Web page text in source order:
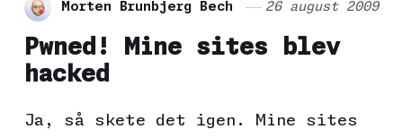
Morten Brunbjerg Bech 26 august 2009
Pwned! Mine sites blev
hacked
Ja, så skete det igen. Mine sites